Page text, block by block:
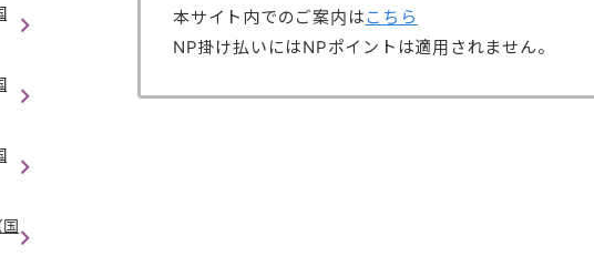
本サイト内でのご案内はこちら
NP掛け払いにはNPポイントは適用されません。